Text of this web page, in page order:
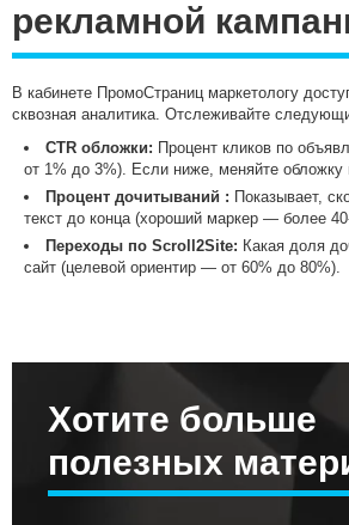
рекламной
В кабинете ПромоСтраниц маркетологу
сквозная аналитика. Отслеживайте
CTR обложки: Процент кликов по
от 1% до 3%). Если ниже, меняйте обложку
Процент дочитываний : Показывает,
текст до конца (хороший маркер — более
Переходы по Scroll2Site: Какая доля
сайт (целевой ориентир — от 60% до 80%).
Хотите больше
полезных